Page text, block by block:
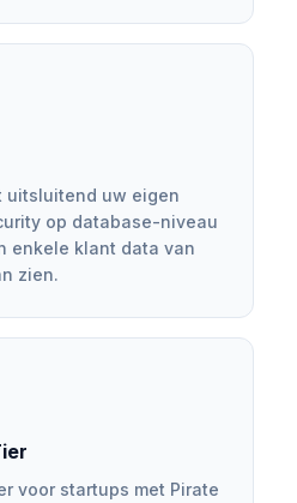
uitsluitend uw eigen
op database-niveau
enkele klant data van
zien.
voor startups met Pirate